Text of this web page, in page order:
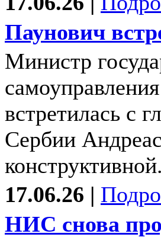
Паунович
Министр
встретилась с
Сербии
17.06.26 |
НИС снова